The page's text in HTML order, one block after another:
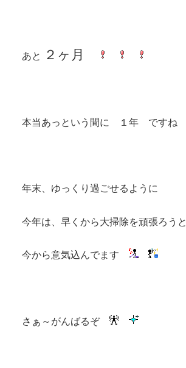
あと ２ヶ月
本当あっという間に １年 ですね
年末、ゆっくり過ごせるように
今年は、早くから大掃除を頑張ろうと
今から意気込んでます
さぁ～がんばるぞ